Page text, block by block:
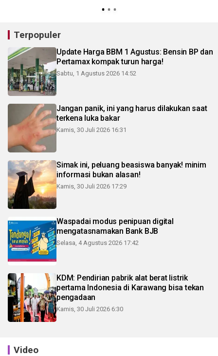
Terpopuler
Update Harga BBM 1 Agustus: Bensin BP dan
Pertamax kompak turun harga!
Sabtu, 1 Agustus 2026 14:52
Jangan panik, ini yang harus dilakukan saat
terkena luka bakar
Kamis, 30 Juli 2026 16:31
Simak ini, peluang beasiswa banyak! minim
informasi bukan alasan!
Kamis, 30 Juli 2026 17:29
Waspadai modus penipuan digital
mengatasnamakan Bank BJB
Selasa, 4 Agustus 2026 17:42
KDM: Pendirian pabrik alat berat listrik
pertama Indonesia di Karawang bisa tekan
pengadaan
Kamis, 30 Juli 2026 6:30
Video